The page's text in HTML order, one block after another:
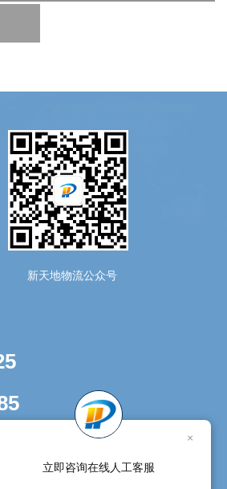
新天地物流公众号
发大道1338号1号库
×
立即咨询在线人工客服